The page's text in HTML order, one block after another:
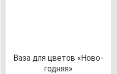
Ваза для цве­тов «Ново­
год­няя»